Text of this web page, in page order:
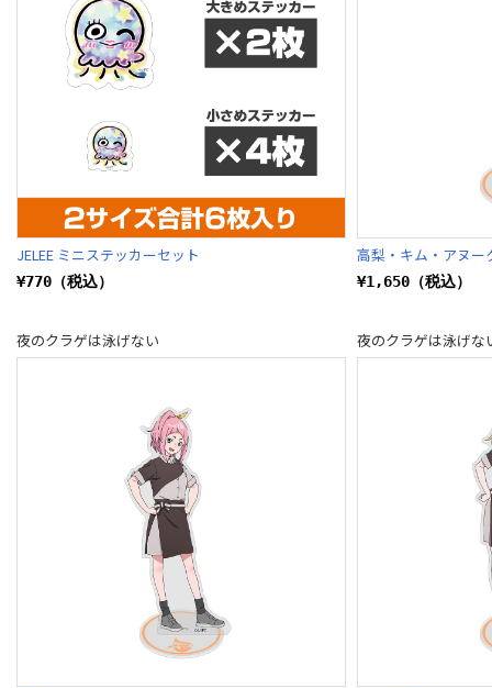
JELEE ミニステッカーセット
¥770（税込）
高梨・キム・アヌー
¥1,650（税込）
夜のクラゲは泳げない 夜のクラゲは泳げな